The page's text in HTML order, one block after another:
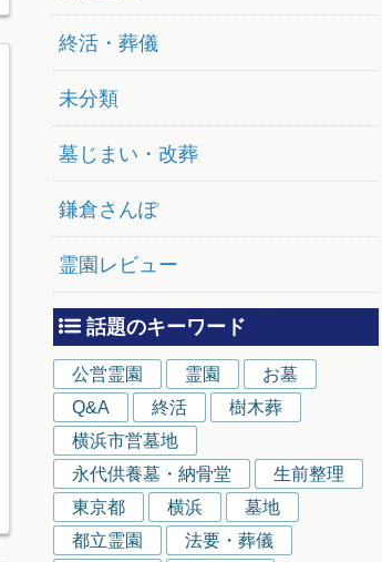
終活・葬儀
未分類
墓じまい・改葬
鎌倉さんぽ
霊園レビュー
話題のキーワード
公営霊園 霊園
お墓
Q&A
終活
樹木葬
横浜市営墓地
永代供養墓・納骨堂
生前整理
東京都
横浜
墓地
都立霊園
法要・葬儀